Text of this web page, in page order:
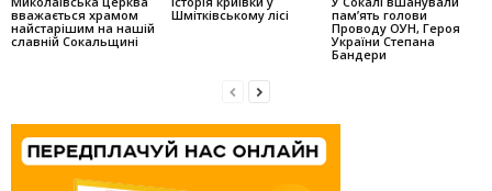
вважається храмом
найстарішим на нашій
славній Сокальщині
Шмітківському лісі
пам’ять голови
Проводу ОУН, Героя
України Степана
Бандери